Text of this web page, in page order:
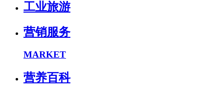
工业旅游
营销服务
MARKET
营养百科